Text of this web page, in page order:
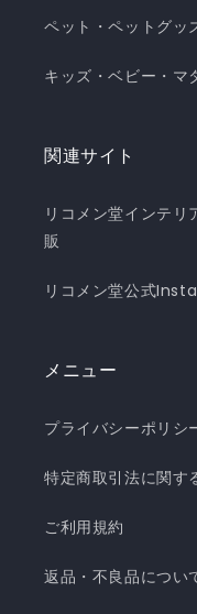
ペット・ペットグッ
キッズ・ベビー・マ
関連サイト
リコメン堂インテ
販
リコメン堂公式
メニュー
プライバシーポリシ
特定商取引法に関す
ご利用規約
返品・不良品につい